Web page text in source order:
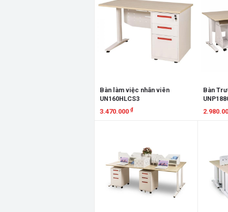
Bàn làm việc nhân viên
UN160HLCS3
3.470.000 ₫
Bàn